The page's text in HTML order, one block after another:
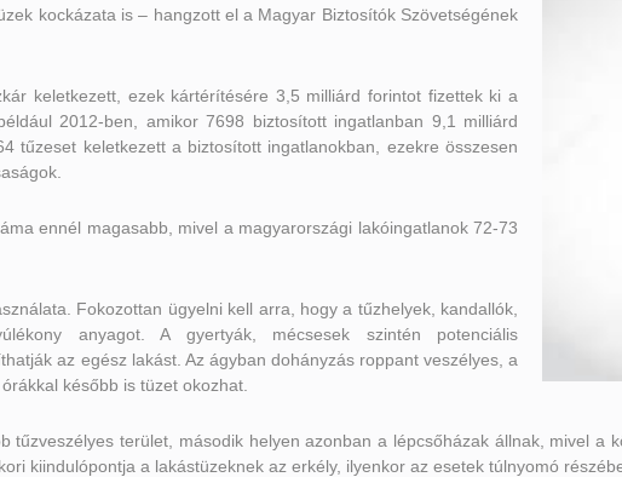
kockázata is – hangzott el a Magyar Biztosítók Szövetségének
keletkezett, ezek kártérítésére 3,5 milliárd forintot fizettek ki a
2012-ben, amikor 7698 biztosított ingatlanban 9,1 milliárd
tűzeset keletkezett a biztosított ingatlanokban, ezekre összesen
ennél magasabb, mivel a magyarországi lakóingatlanok 72-73
Fokozottan ügyelni kell arra, hogy a tűzhelyek, kandallók,
anyagot. A gyertyák, mécsesek szintén potenciális
az egész lakást. Az ágyban dohányzás roppant veszélyes, a
később is tüzet okozhat.
tűzveszélyes terület, második helyen azonban a lépcsőházak állnak, mivel a
kiindulópontja a lakástüzeknek az erkély, ilyenkor az esetek túlnyomó